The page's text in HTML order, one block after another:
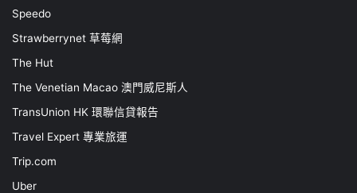
Speedo
Strawberrynet 草莓網
The Hut
The Venetian Macao 澳門威尼斯人
TransUnion HK 環聯信貸報告
Travel Expert 專業旅運
Trip.com
Uber